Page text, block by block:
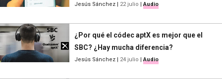
Jesús Sánchez | 22 julio | Audio
¿Por qué el códec aptX es mejor que el
SBC? ¿Hay mucha diferencia?
Jesús Sánchez | 24 julio | Audio